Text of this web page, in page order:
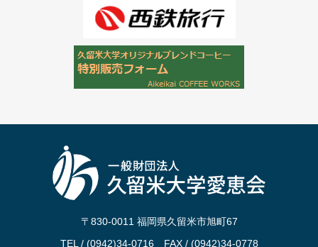
〒830-0011 福岡県久留米市旭町67
TEL / (0942)34-0716 FAX / (0942)34-0778